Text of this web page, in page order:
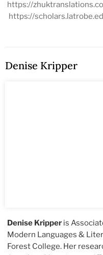
https://
https://
Denise Kripper
Denise Kripper is
Modern Languages &
Forest College. Her